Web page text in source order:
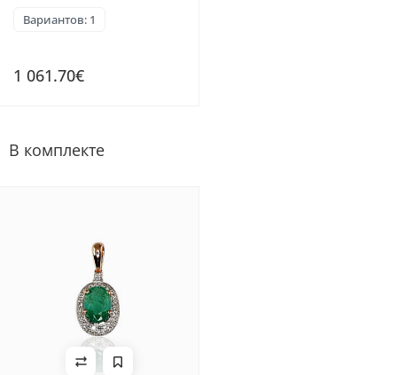
Вариантов: 1
1 061.70€
В комплекте